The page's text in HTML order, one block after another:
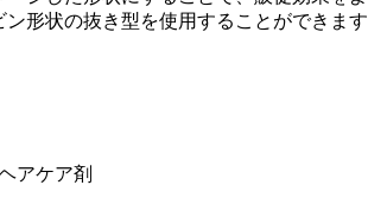
ン形状の抜き型を使用することができます
アケア剤